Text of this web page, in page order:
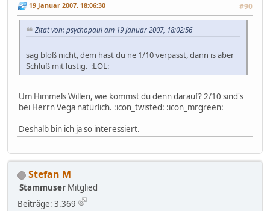
19 Januar 2007, 18:06:30 #90
Zitat von: psychopaul am 19 Januar 2007, 18:02:56
sag bloß nicht, dem hast du ne 1/10 verpasst, dann is aber
Schluß mit lustig. :LOL:
Um Himmels Willen, wie kommst du denn darauf? 2/10 sind's
bei Herrn Vega natürlich. :icon_twisted: :icon_mrgreen:
Deshalb bin ich ja so interessiert.
Stefan M
Stammuser Mitglied
Beiträge: 3.369